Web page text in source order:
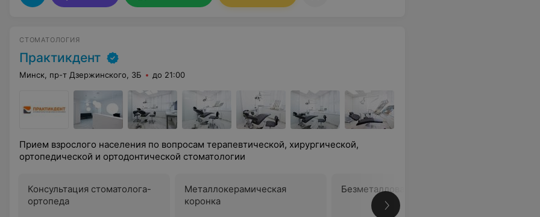
СТОМАТОЛОГИЯ
Практикдент
Минск, пр-т Дзержинского, 3Б до 21:00
Прием взрослого населения по вопросам терапевтической, хирургической,
ортопедической и ортодонтической стоматологии
Консультация стоматолога-
ортопеда
Металлокерамическая
коронка
Безметалловая коронка